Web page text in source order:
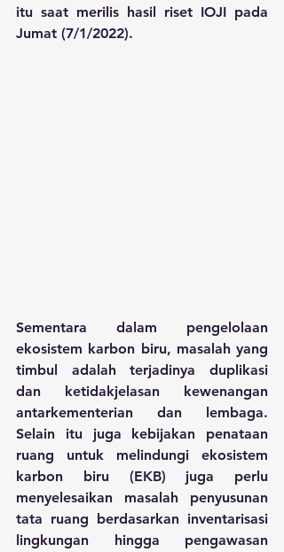
itu saat merilis hasil riset IOJI pada
Jumat (7/1/2022).
Sementara dalam pengelolaan
ekosistem karbon biru, masalah yang
timbul adalah terjadinya duplikasi
dan ketidakjelasan kewenangan
antarkementerian dan lembaga.
Selain itu juga kebijakan penataan
ruang untuk melindungi ekosistem
karbon biru (EKB) juga perlu
menyelesaikan masalah penyusunan
tata ruang berdasarkan inventarisasi
lingkungan hingga pengawasan